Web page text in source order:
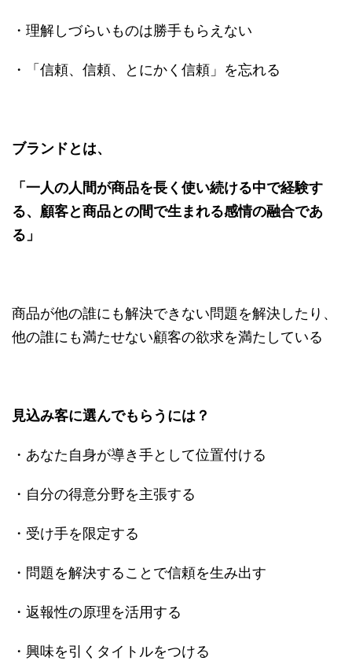
・理解しづらいものは勝手もらえない
・「信頼、信頼、とにかく信頼」を忘れる
ブランドとは、
「一人の人間が商品を長く使い続ける中で経験す
る、顧客と商品との間で生まれる感情の融合であ
る」
商品が他の誰にも解決できない問題を解決したり、
他の誰にも満たせない顧客の欲求を満たしている
見込み客に選んでもらうには？
・あなた自身が導き手として位置付ける
・自分の得意分野を主張する
・受け手を限定する
・問題を解決することで信頼を生み出す
・返報性の原理を活用する
・興味を引くタイトルをつける